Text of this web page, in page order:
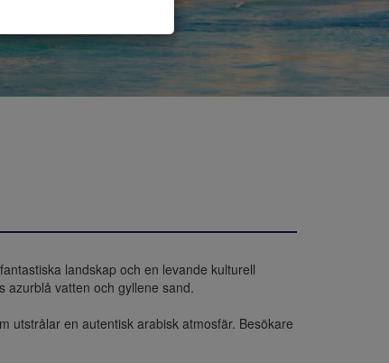
landskap och en levande kulturell
azurblå vatten och gyllene sand.
utstrålar en autentisk arabisk atmosfär. Besökare